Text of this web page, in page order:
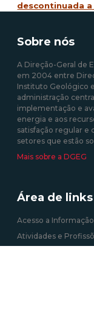
descontinuada
Sobre nós
A Direção-Geral de
em 2004 entre
Instituto Geológico
administração
implementação e
energia e aos
satisfação regular e
setores que estão
Mais sobre a DGEG
Área de
Acesso a
Atividades e